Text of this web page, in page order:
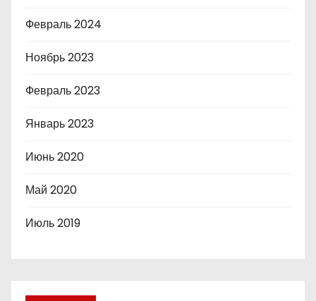
Февраль 2024
Ноябрь 2023
Февраль 2023
Январь 2023
Июнь 2020
Май 2020
Июль 2019